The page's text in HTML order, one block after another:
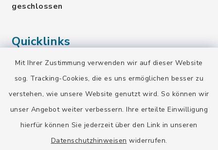
Mit Ihrer Zustimmung verwenden wir auf dieser Website
sog. Tracking-Cookies, die es uns ermöglichen besser zu
verstehen, wie unsere Website genutzt wird. So können wir
unser Angebot weiter verbessern. Ihre erteilte Einwilligung
hierfür können Sie jederzeit über den Link in unseren
Datenschutzhinweisen widerrufen.
geschlossen
Quicklinks
Landratsamt Bad Tölz-Wolfratshausen
Bayern-Fahrplan
BayernPortal